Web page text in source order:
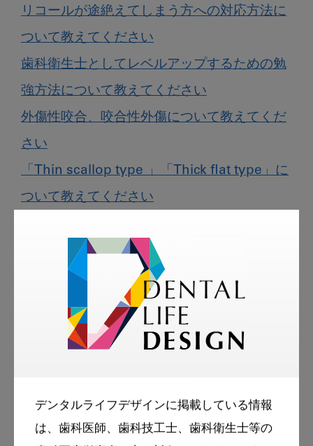
デンタルライフデザインに掲載している情報
は、歯科医師、歯科技工士、歯科衛生士等の
リコールが途絶えてしまう方への対応方法に
ついて教えてください
歯科衛生士としてレベルアップするための勉
強方法について教えてください
外傷性咬合、咬合性外傷について教えてくだ
さい
「Thin scallop type 」「Thick flat type」に
ついて教えてください